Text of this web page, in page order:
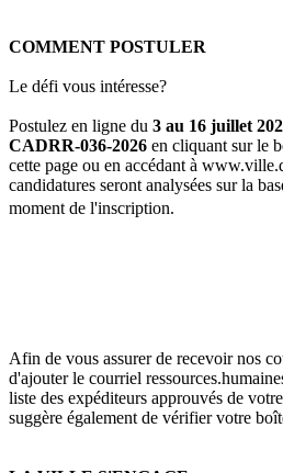
COMMENT POSTULER
Le défi vous intéresse?
Postulez en ligne du 3 au 16 juillet
CADRR-036-2026 en cliquant sur le
cette page ou en accédant à
candidatures seront analysées sur la
moment de l'inscription.
Afin de vous assurer de recevoir nos
d'ajouter le courriel
liste des expéditeurs approuvés de
suggère également de vérifier votre